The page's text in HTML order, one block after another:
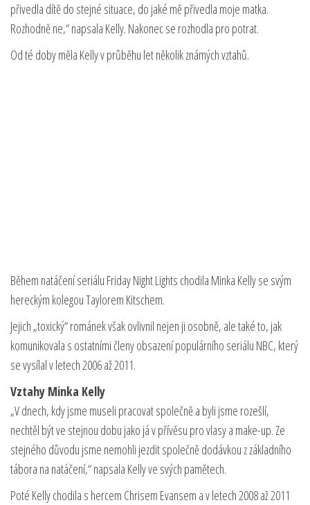
přivedla dítě do stejné situace, do jaké mě přivedla moje matka.
Rozhodně ne,“ napsala Kelly. Nakonec se rozhodla pro potrat.
Od té doby měla Kelly v průběhu let několik známých vztahů.
Během natáčení seriálu Friday Night Lights chodila Minka Kelly se svým
hereckým kolegou Taylorem Kitschem.
Jejich „toxický“ románek však ovlivnil nejen ji osobně, ale také to, jak
komunikovala s ostatními členy obsazení populárního seriálu NBC, který
se vysílal v letech 2006 až 2011.
Vztahy Minka Kelly
„V dnech, kdy jsme museli pracovat společně a byli jsme rozešlí,
nechtěl být ve stejnou dobu jako já v přívěsu pro vlasy a make-up. Ze
stejného důvodu jsme nemohli jezdit společně dodávkou z základního
tábora na natáčení,“ napsala Kelly ve svých pamětech.
Poté Kelly chodila s hercem Chrisem Evansem a v letech 2008 až 2011